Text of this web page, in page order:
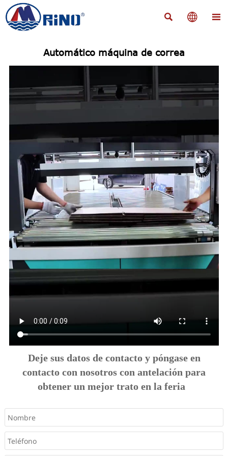
  
Automático máquina de correa
Deje sus datos de contacto y póngase en
contacto con nosotros con antelación para
obtener un mejor trato en la feria